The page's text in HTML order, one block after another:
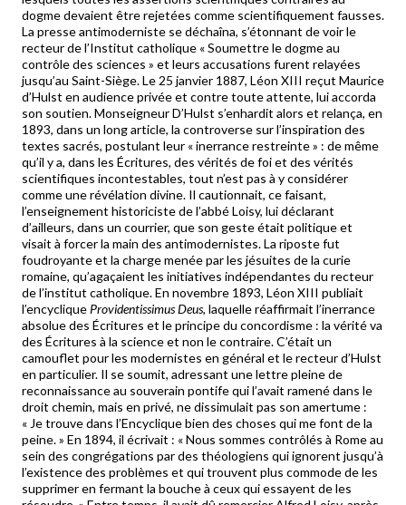
dogme devaient être rejetées comme scientifiquement fausses.
La presse antimoderniste se déchaîna, s’étonnant de voir le
recteur de l’Institut catholique « Soumettre le dogme au
contrôle des sciences » et leurs accusations furent relayées
jusqu’au Saint-Siège. Le 25 janvier 1887, Léon XIII reçut Maurice
d’Hulst en audience privée et contre toute attente, lui accorda
son soutien. Monseigneur D’Hulst s’enhardit alors et relança, en
1893, dans un long article, la controverse sur l’inspiration des
textes sacrés, postulant leur « inerrance restreinte » : de même
qu’il y a, dans les Écritures, des vérités de foi et des vérités
scientifiques incontestables, tout n’est pas à y considérer
comme une révélation divine. Il cautionnait, ce faisant,
l’enseignement historiciste de l’abbé Loisy, lui déclarant
d’ailleurs, dans un courrier, que son geste était politique et
visait à forcer la main des antimodernistes. La riposte fut
foudroyante et la charge menée par les jésuites de la curie
romaine, qu’agaçaient les initiatives indépendantes du recteur
de l’institut catholique. En novembre 1893, Léon XIII publiait
l’encyclique Providentissimus Deus, laquelle réaffirmait l’inerrance
absolue des Écritures et le principe du concordisme : la vérité va
des Écritures à la science et non le contraire. C’était un
camouflet pour les modernistes en général et le recteur d’Hulst
en particulier. Il se soumit, adressant une lettre pleine de
reconnaissance au souverain pontife qui l’avait ramené dans le
droit chemin, mais en privé, ne dissimulait pas son amertume :
« Je trouve dans l’Encyclique bien des choses qui me font de la
peine. » En 1894, il écrivait : « Nous sommes contrôlés à Rome au
sein des congrégations par des théologiens qui ignorent jusqu’à
l’existence des problèmes et qui trouvent plus commode de les
supprimer en fermant la bouche à ceux qui essayent de les